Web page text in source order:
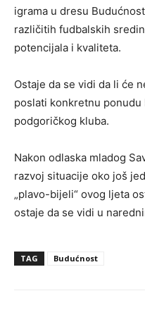
igrama u dresu
različitih fudbalskih
potencijala i kvaliteta.
Ostaje da se vidi da li će
poslati konkretnu
podgoričkog kluba.
Nakon odlaska mladog
razvoj situacije oko još
„plavo-bijeli“ ovog ljeta
ostaje da se vidi u
TAG Budućnost